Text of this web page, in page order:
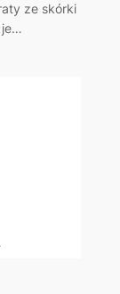
ze skórki
je…